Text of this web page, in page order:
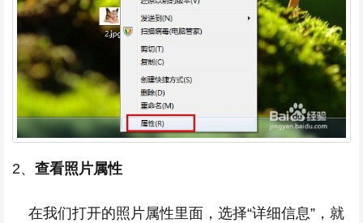
2、 查看照片属性
在我们打开的照片属性里面，选择“详细信息”，就